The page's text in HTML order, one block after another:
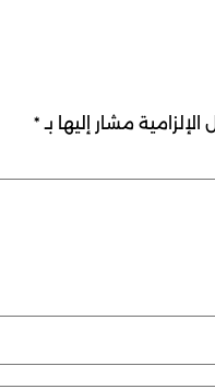
الإلزامية مشار إليها بـ *